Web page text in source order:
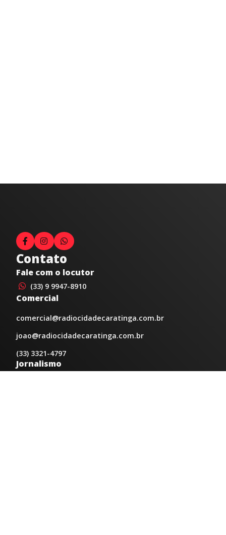
Contato
Fale com o locutor
(33) 9 9947-8910
Comercial
comercial@radiocidadecaratinga.com.br
joao@radiocidadecaratinga.com.br
(33) 3321-4797
Jornalismo